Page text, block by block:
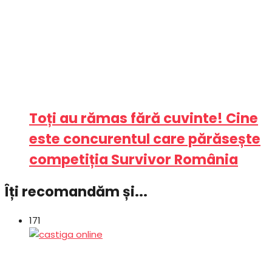
Toți au rămas fără cuvinte! Cine
este concurentul care părăsește
competiția Survivor România
Îți recomandăm și...
171